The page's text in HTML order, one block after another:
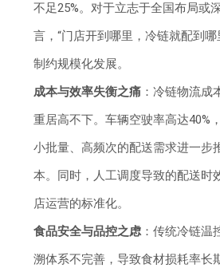
不足25%。对于立志于全国布局或
言，“门店开到哪里，冷链就配到
制约规模化发展。
成本与效率失衡之痛 ：冷链物流成
重居高不下。车辆空驶率高达40%
小批量、高频次的配送需求进一步
本。同时，人工调度导致的配送时
店运营的标准化。
食品安全与品控之虑：传统冷链温
溯体系不完善，导致食材损耗率长